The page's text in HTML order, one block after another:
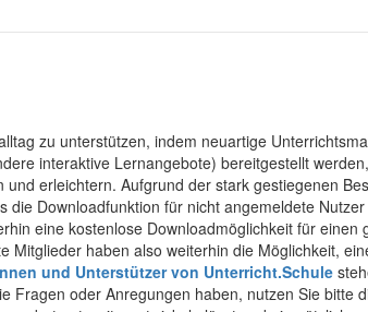
zu unterstützen, indem neuartige
interaktive Lernangebote) bereitgestellt
erleichtern. Aufgrund der stark gestiegenen
Downloadfunktion für nicht angemeldete
eine kostenlose Downloadmöglichkeit für einen
Mitglieder haben also weiterhin die Möglichkeit,
und Unterstützer von Unterricht.Schule
Fragen oder Anregungen haben, nutzen Sie bitte